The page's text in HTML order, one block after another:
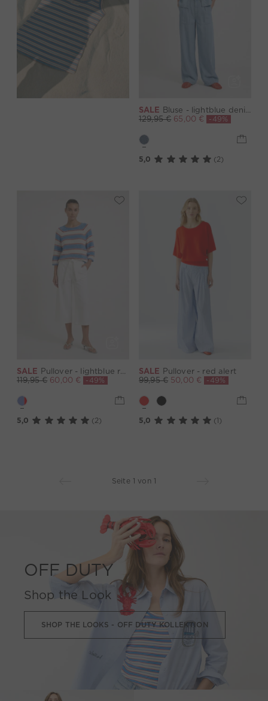
SALE Bluse - lightblue denim
129,95 € 65,00 € -49%
5,0 (2)
SALE Pullover - lightblue red
119,95 € 60,00 € -49%
5,0 (2)
SALE Pullover - red alert
99,95 € 50,00 € -49%
5,0 (1)
Seite 1 von 1
OFF DUTY
Shop the Look
SHOP THE LOOKS - OFF DUTY KOLLEKTION